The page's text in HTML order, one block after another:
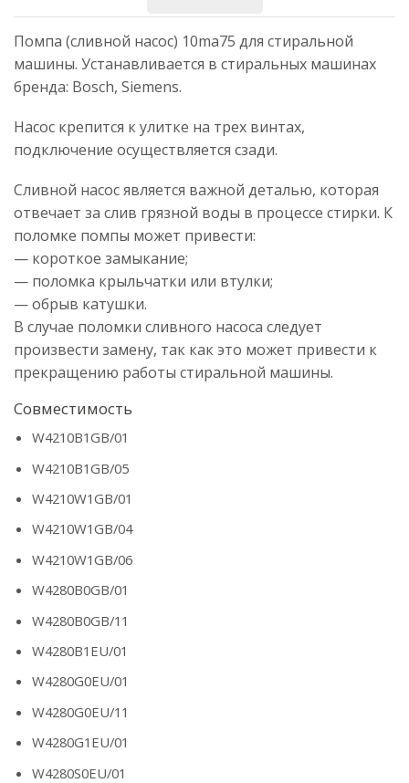
Помпа (сливной насос) 10ma75 для стиральной
машины. Устанавливается в стиральных машинах
бренда: Bosch, Siemens.
Насос крепится к улитке на трех винтах,
подключение осуществляется сзади.
Сливной насос является важной деталью, которая
отвечает за слив грязной воды в процессе стирки. К
поломке помпы может привести:
— короткое замыкание;
— поломка крыльчатки или втулки;
— обрыв катушки.
В случае поломки сливного насоса следует
произвести замену, так как это может привести к
прекращению работы стиральной машины.
Совместимость
W4210B1GB/01
W4210B1GB/05
W4210W1GB/01
W4210W1GB/04
W4210W1GB/06
W4280B0GB/01
W4280B0GB/11
W4280B1EU/01
W4280G0EU/01
W4280G0EU/11
W4280G1EU/01
W4280S0EU/01